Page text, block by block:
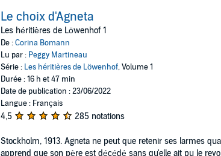
Le choix d'Agneta
Les héritières de Löwenhof 1
De :Corina Bomann
Lu par : Peggy Martineau
Série : Les héritières de Löwenhof, Volume 1
Durée : 16 h et 47 min
Date de publication : 23/06/2022
Langue : Français
4,5 285 notations
Stockholm, 1913. Agneta ne peut que retenir ses larmes
apprend que son père est décédé sans qu'elle ait pu le